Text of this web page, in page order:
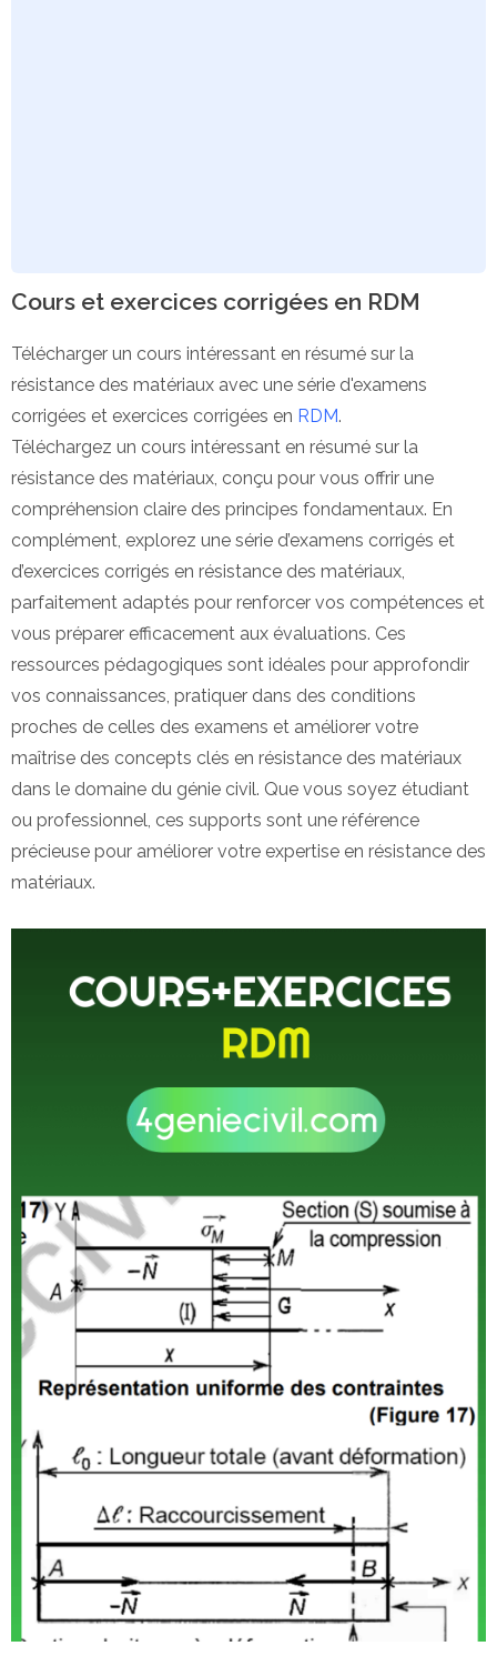
Cours et exercices corrigées en RDM
Télécharger un cours intéressant en résumé sur la
résistance des matériaux avec une série d'examens
corrigées et exercices corrigées en RDM.
Téléchargez un cours intéressant en résumé sur la
résistance des matériaux, conçu pour vous offrir une
compréhension claire des principes fondamentaux. En
complément, explorez une série d’examens corrigés et
d’exercices corrigés en résistance des matériaux,
parfaitement adaptés pour renforcer vos compétences et
vous préparer efficacement aux évaluations. Ces
ressources pédagogiques sont idéales pour approfondir
vos connaissances, pratiquer dans des conditions
proches de celles des examens et améliorer votre
maîtrise des concepts clés en résistance des matériaux
dans le domaine du génie civil. Que vous soyez étudiant
ou professionnel, ces supports sont une référence
précieuse pour améliorer votre expertise en résistance des
matériaux.